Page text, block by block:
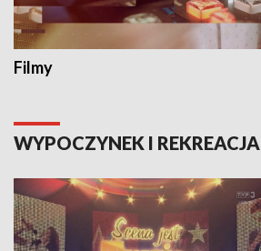
Filmy
WYPOCZYNEK I REKREACJA